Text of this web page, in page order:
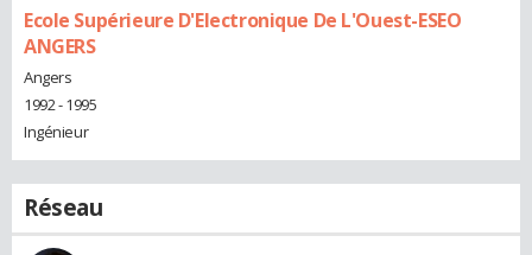
Ecole Supérieure D'Electronique De L'Ouest-ESEO
ANGERS
Angers
1992 - 1995
Ingénieur
Réseau